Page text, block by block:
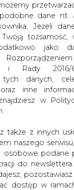
CIRE.TV
dane nt.
Jeżeli
tożsamość,
jako
i Rady 2016/
tych danych,
inne
w
także z innych
naszego
podane
do
dostęp w